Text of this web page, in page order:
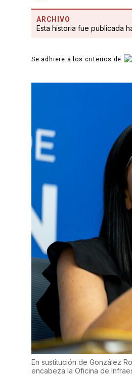
ARCHIVO
Esta historia fue publicada
Se adhiere a los criterios de
En sustitución de González
encabeza la Oficina de